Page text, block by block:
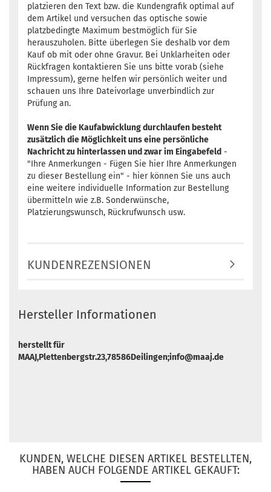
platzieren den Text bzw. die Kundengrafik optimal auf
dem Artikel und versuchen das optische sowie
platzbedingte Maximum bestmöglich für Sie
herauszuholen. Bitte überlegen Sie deshalb vor dem
Kauf ob mit oder ohne Gravur. Bei Unklarheiten oder
Rückfragen kontaktieren Sie uns bitte vorab (siehe
Impressum), gerne helfen wir persönlich weiter und
schauen uns Ihre Dateivorlage unverbindlich zur
Prüfung an.
Wenn Sie die Kaufabwicklung durchlaufen besteht
zusätzlich die Möglichkeit uns eine persönliche
Nachricht zu hinterlassen und zwar im Eingabefeld -
"Ihre Anmerkungen - Fügen Sie hier Ihre Anmerkungen
zu dieser Bestellung ein" - hier können Sie uns auch
eine weitere individuelle Information zur Bestellung
übermitteln wie z.B. Sonderwünsche,
Platzierungswunsch, Rückrufwunsch usw.
KUNDENREZENSIONEN
Hersteller Informationen
herstellt für
MAAJ,Plettenbergstr.23,78586Deilingen;info@maaj.de
KUNDEN, WELCHE DIESEN ARTIKEL BESTELLTEN,
HABEN AUCH FOLGENDE ARTIKEL GEKAUFT: